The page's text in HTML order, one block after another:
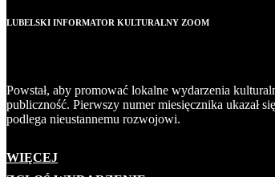
LUBELSKI INFORMATOR KULTURALNY ZOOM
Powstał, aby promować lokalne wydarzenia
publiczność. Pierwszy numer miesięcznika ukazał
podlega nieustannemu rozwojowi.
WIĘCEJ